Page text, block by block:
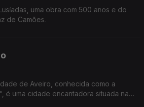
uma obra com 500 anos e do
de Camões.
de Aveiro, conhecida como a
é uma cidade encantadora situada na